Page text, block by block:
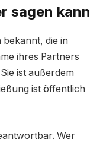
sagen kann
die in
ihres Partners
ist außerdem
ist öffentlich
Wer